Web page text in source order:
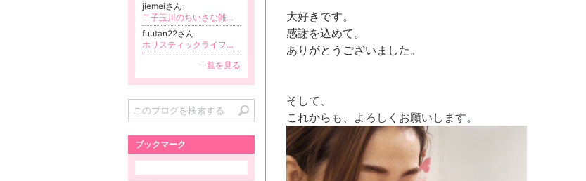
大好きです。
感謝を込めて。
ありがとうございました。
そして、
これからも、よろしくお願いします。
jiemeiさん
二子玉川のちいさな雑貨店CUCIRINA! 映画部
fuutan22さん
ホリスティックライフヒーリング ウパラ （東京・中目黒） シータヒーリング オーラソーマ ローフード B2カラーMARU診断 YLアロマ
一覧を見る
ブックマーク